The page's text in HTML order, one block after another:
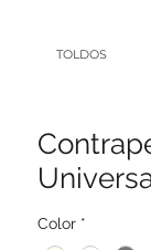
TOLDOS
Color *